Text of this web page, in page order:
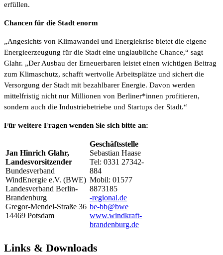
erfüllen.
Chancen für die Stadt enorm
„Angesichts von Klimawandel und Energiekrise bietet die eigene
Energieerzeugung für die Stadt eine unglaubliche Chance,“ sagt
Glahr. „Der Ausbau der Erneuerbaren leistet einen wichtigen Beitrag
zum Klimaschutz, schafft wertvolle Arbeitsplätze und sichert die
Versorgung der Stadt mit bezahlbarer Energie. Davon werden
mittelfristig nicht nur Millionen von Berliner*innen profitieren,
sondern auch die Industriebetriebe und Startups der Stadt.“
Für weitere Fragen wenden Sie sich bitte an:
Jan Hinrich Glahr,
Landesvorsitzender
Bundesverband
WindEnergie e.V. (BWE)
Landesverband Berlin-
Brandenburg
Gregor-Mendel-Straße 36
14469 Potsdam
Geschäftsstelle
Sebastian Haase
Tel: 0331 27342-
884
Mobil: 01577
8873185
ed.lanoiger-
ewb@bb-eb
www.windkraft-
brandenburg.de
Links & Downloads